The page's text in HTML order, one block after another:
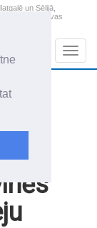
un Sēlijā,
Augšdaugavas
+19.9